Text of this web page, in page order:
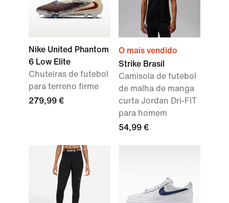
Nike United Phantom
6 Low Elite
Chuteiras de futebol
para terreno firme
279,99 €
O mais vendido
Strike Brasil
Camisola de futebol
de malha de manga
curta Jordan Dri-FIT
para homem
54,99 €